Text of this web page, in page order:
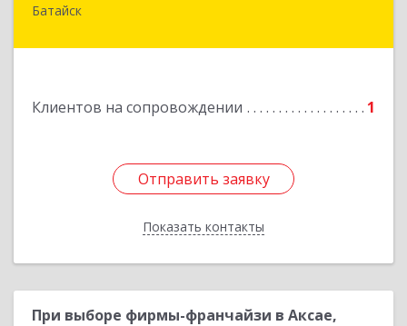
Батайск
Клиентов на сопровождении 1
Отправить заявку
Показать контакты
Отправить заявку
Назад
При выборе фирмы-франчайзи в Аксае,